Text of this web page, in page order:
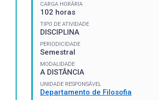
CARGA HORÁRIA
102 horas
TIPO DE ATIVIDADE
DISCIPLINA
PERIODICIDADE
Semestral
MODALIDADE
A DISTÂNCIA
UNIDADE RESPONSÁVEL
Departamento de Filosofia